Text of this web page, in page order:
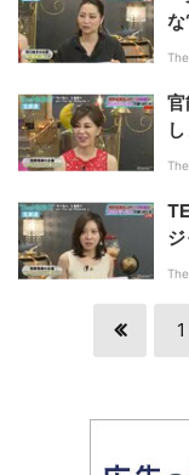
な
官
ジ
1